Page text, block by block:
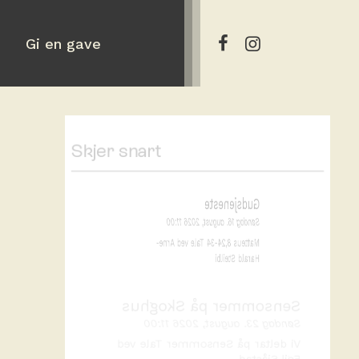
Gi en gave
Skjer snart
Søndag 16. august, 2026 11:00
Matteus 8,24-34 Tale ved Arne-
Harald Steilbi